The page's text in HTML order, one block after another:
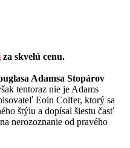
za skvelú cenu.
Adamsa Stopárov
tentoraz nie je Adams
Eoin Colfer, ktorý sa
štýlu a dopísal šiestu časť
nerozoznanie od pravého